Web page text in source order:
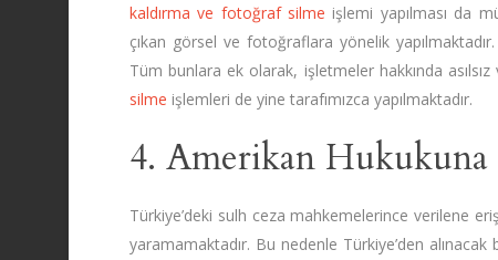
kaldırma ve fotoğraf silme işlemi yapılması da
çıkan görsel ve fotoğraflara yönelik
Tüm bunlara ek olarak, işletmeler hakkında asılsız
silme işlemleri de yine tarafımızca yapılmaktadır.
4. Amerikan
Türkiye’deki sulh ceza mahkemelerince verilene
yaramamaktadır. Bu nedenle Türkiye’den